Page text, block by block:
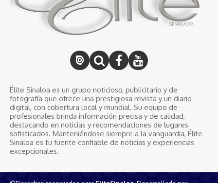
Élite Sinaloa es un grupo noticioso, publicitario y de
fotografía que ofrece una prestigiosa revista y un diario
digital, con cobertura local y mundial. Su equipo de
profesionales brinda información precisa y de calidad,
destacando en noticias y recomendaciones de lugares
sofisticados. Manteniéndose siempre a la vanguardia, Élite
Sinaloa es tu fuente confiable de noticias y experiencias
excepcionales.